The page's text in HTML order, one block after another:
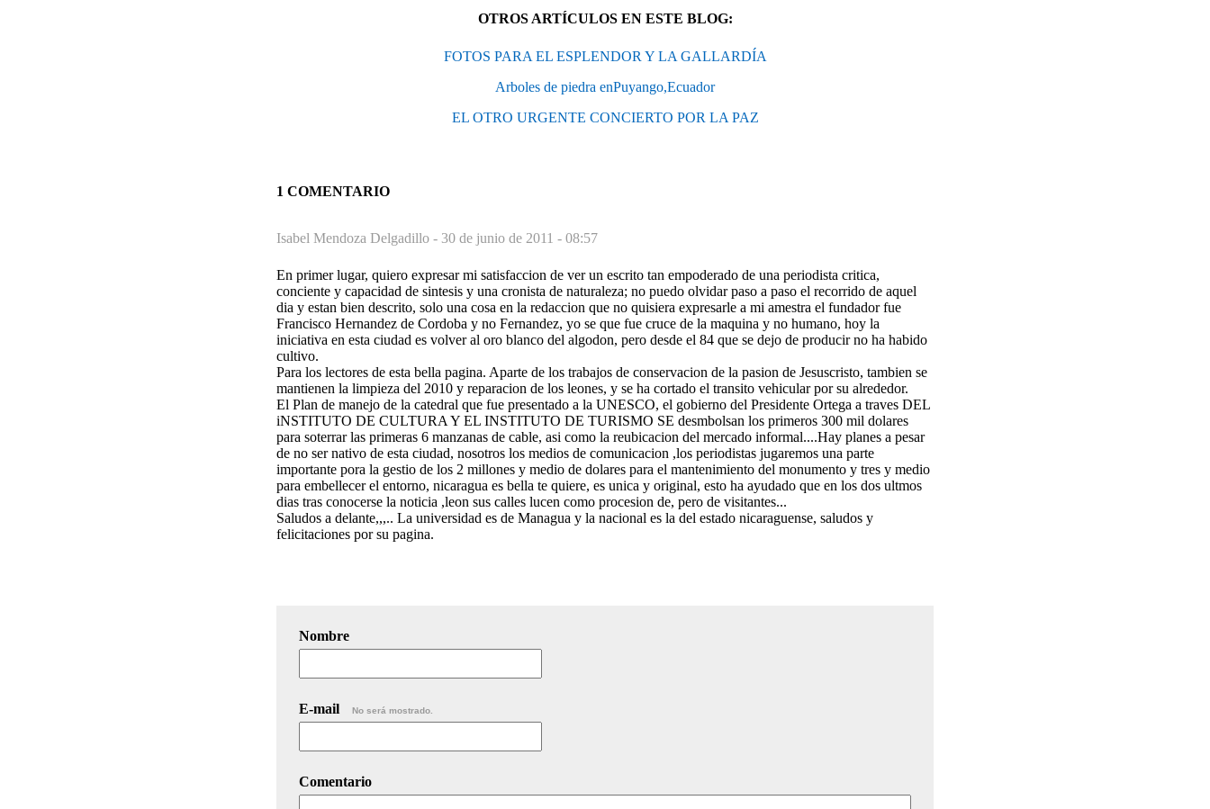
OTROS ARTÍCULOS EN ESTE BLOG:
FOTOS PARA EL ESPLENDOR Y LA GALLARDÍA
Arboles de piedra enPuyango,Ecuador
EL OTRO URGENTE CONCIERTO POR LA PAZ
1 COMENTARIO
Isabel Mendoza Delgadillo - 30 de junio de 2011 - 08:57
En primer lugar, quiero expresar mi satisfaccion de ver un escrito tan empoderado de una periodista critica,
conciente y capacidad de sintesis y una cronista de naturaleza; no puedo olvidar paso a paso el recorrido de aquel
dia y estan bien descrito, solo una cosa en la redaccion que no quisiera expresarle a mi amestra el fundador fue
Francisco Hernandez de Cordoba y no Fernandez, yo se que fue cruce de la maquina y no humano, hoy la
iniciativa en esta ciudad es volver al oro blanco del algodon, pero desde el 84 que se dejo de producir no ha habido
cultivo.
Para los lectores de esta bella pagina. Aparte de los trabajos de conservacion de la pasion de Jesuscristo, tambien se
mantienen la limpieza del 2010 y reparacion de los leones, y se ha cortado el transito vehicular por su alrededor.
El Plan de manejo de la catedral que fue presentado a la UNESCO, el gobierno del Presidente Ortega a traves DEL
iNSTITUTO DE CULTURA Y EL INSTITUTO DE TURISMO SE desmbolsan los primeros 300 mil dolares
para soterrar las primeras 6 manzanas de cable, asi como la reubicacion del mercado informal....Hay planes a pesar
de no ser nativo de esta ciudad, nosotros los medios de comunicacion ,los periodistas jugaremos una parte
importante pora la gestio de los 2 millones y medio de dolares para el mantenimiento del monumento y tres y medio
para embellecer el entorno, nicaragua es bella te quiere, es unica y original, esto ha ayudado que en los dos ultmos
dias tras conocerse la noticia ,leon sus calles lucen como procesion de, pero de visitantes...
Saludos a delante,,,.. La universidad es de Managua y la nacional es la del estado nicaraguense, saludos y
felicitaciones por su pagina.
Nombre
E-mail No será mostrado.
Comentario